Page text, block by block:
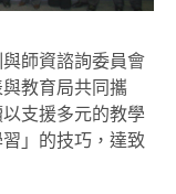
師資諮詢委員會
教育局共同攜
支援多元的教學
」的技巧，達致